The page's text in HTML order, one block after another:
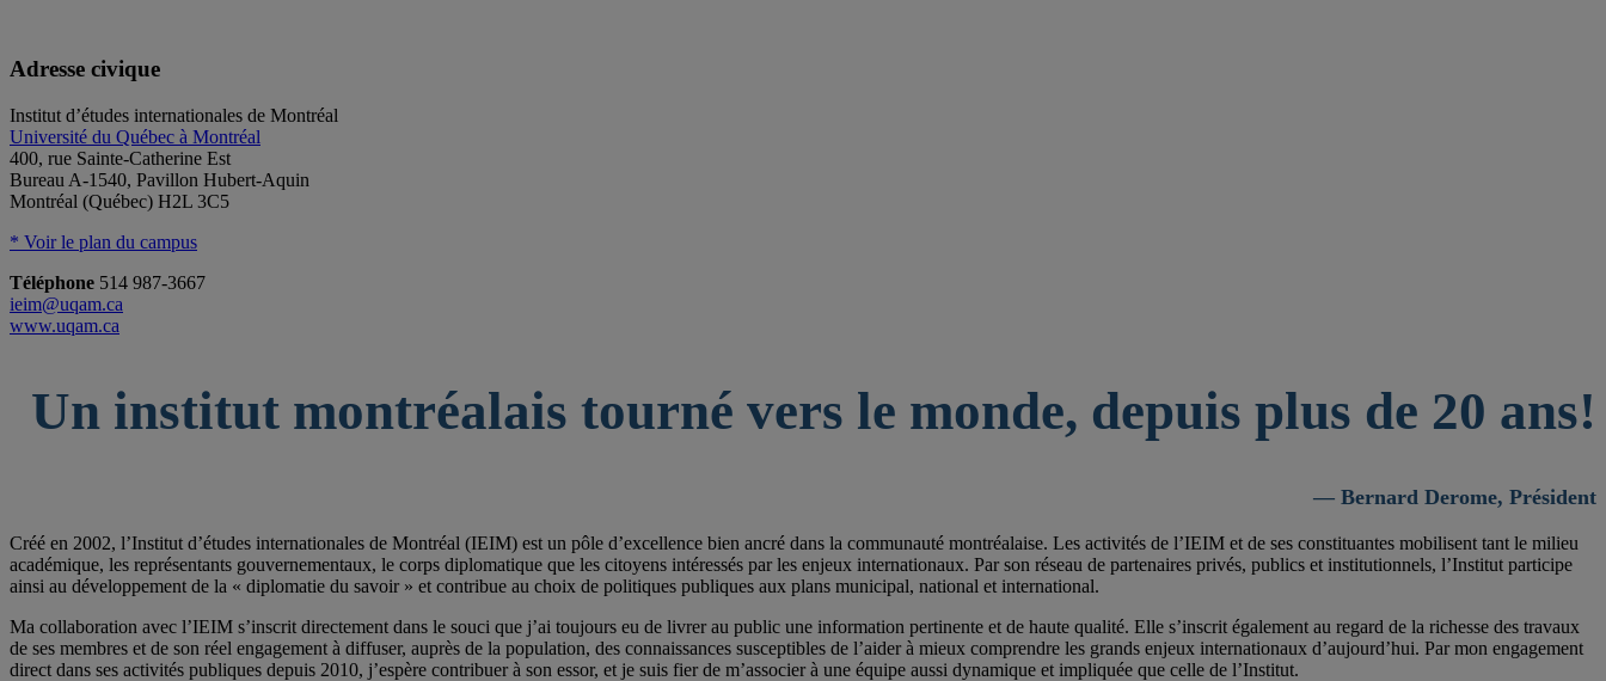
Adresse civique
Institut d’études internationales de Montréal
Université du Québec à Montréal
400, rue Sainte-Catherine Est
Bureau A-1540, Pavillon Hubert-Aquin
Montréal (Québec) H2L 3C5
* Voir le plan du campus
Téléphone 514 987-3667
ieim@uqam.ca
www.uqam.ca
Un institut montréalais tourné vers le monde, depuis plus de 20 ans!
— Bernard Derome, Président
Créé en 2002, l’Institut d’études internationales de Montréal (IEIM) est un pôle d’excellence bien ancré dans la communauté montréalaise. Les activités de l’IEIM et de ses constituantes mobilisent tant le milieu
académique, les représentants gouvernementaux, le corps diplomatique que les citoyens intéressés par les enjeux internationaux. Par son réseau de partenaires privés, publics et institutionnels, l’Institut participe
ainsi au développement de la « diplomatie du savoir » et contribue au choix de politiques publiques aux plans municipal, national et international.
Ma collaboration avec l’IEIM s’inscrit directement dans le souci que j’ai toujours eu de livrer au public une information pertinente et de haute qualité. Elle s’inscrit également au regard de la richesse des travaux
de ses membres et de son réel engagement à diffuser, auprès de la population, des connaissances susceptibles de l’aider à mieux comprendre les grands enjeux internationaux d’aujourd’hui. Par mon engagement
direct dans ses activités publiques depuis 2010, j’espère contribuer à son essor, et je suis fier de m’associer à une équipe aussi dynamique et impliquée que celle de l’Institut.